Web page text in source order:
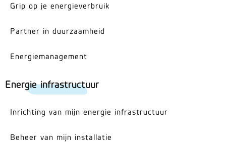
Grip op je energieverbruik
Partner in duurzaamheid
Energiemanagement
Energie infrastructuur
Inrichting van mijn energie infrastructuur
Beheer van mijn installatie